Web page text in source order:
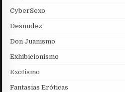
CyberSexo
Desnudez
Don Juanismo
Exhibicionismo
Exotismo
Fantasias Eróticas